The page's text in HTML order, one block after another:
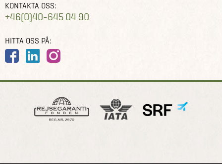
KONTAKTA OSS:
+46(0)40-645 04 90
HITTA OSS PÅ: